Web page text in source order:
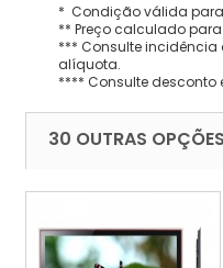
* Condição válida
** Preço calculado
*** Consulte incidência
alíquota.
**** Consulte
30 OUTRAS OPÇÕES